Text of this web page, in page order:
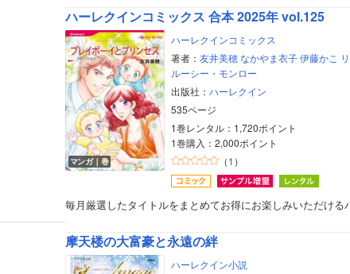
ハーレクインコミックス 合本 2025年 vol.125
マンガ｜巻
ハーレクインコミックス
著者： 友井美穂 なかやま衣子 伊藤かこ
ルーシー・モンロー
出版社： ハーレクイン
535ページ
1巻レンタル：1,720ポイント
1巻購入：2,000ポイント
（1 ）
毎月厳選したタイトルをまとめてお得にお楽しみいただけ
摩天楼の大富豪と永遠の絆
ハーレクイン小説